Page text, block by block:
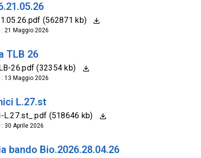
(562871 kb)
21 Maggio 2026
TLB 26
26.pdf (32354 kb)
13 Maggio 2026
L.27.st
L.27.st_.pdf (518646 kb)
30 Aprile 2026
bando Bio.2026.28.04.26